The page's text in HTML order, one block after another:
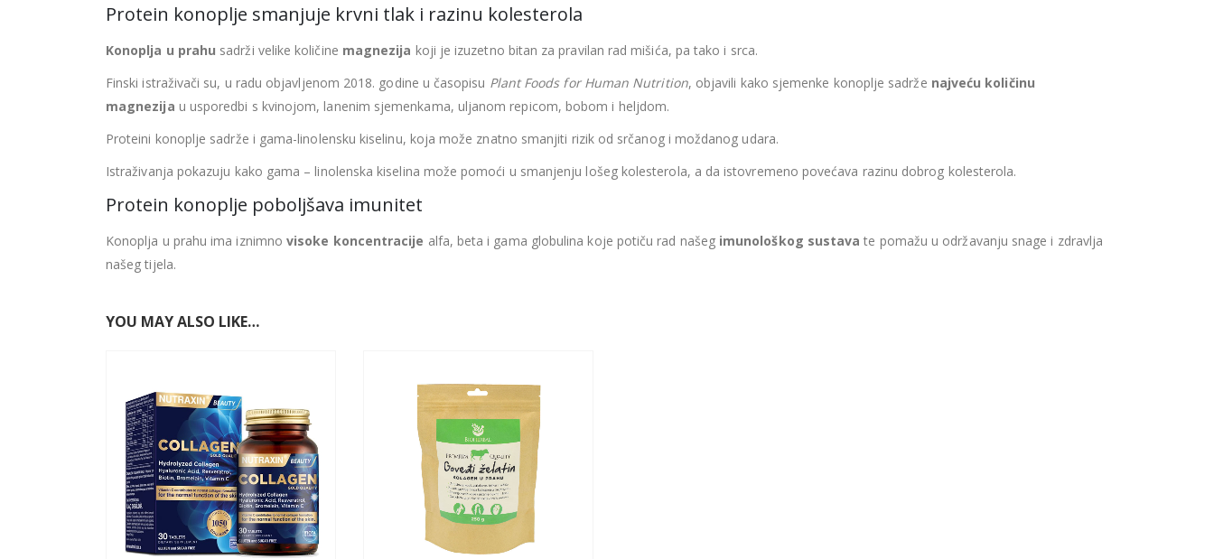
Protein konoplje smanjuje krvni tlak i razinu kolesterola
Konoplja u prahu sadrži velike količine magnezija koji je izuzetno bitan za pravilan rad mišića, pa tako i srca.
Finski istraživači su, u radu objavljenom 2018. godine u časopisu Plant Foods for Human Nutrition, objavili kako sjemenke konoplje sadrže najveću količinu
magnezija u usporedbi s kvinojom, lanenim sjemenkama, uljanom repicom, bobom i heljdom.
Proteini konoplje sadrže i gama-linolensku kiselinu, koja može znatno smanjiti rizik od srčanog i moždanog udara.
Istraživanja pokazuju kako gama – linolenska kiselina može pomoći u smanjenju lošeg kolesterola, a da istovremeno povećava razinu dobrog kolesterola.
Protein konoplje poboljšava imunitet
Konoplja u prahu ima iznimnovisoke koncentracije alfa, beta i gama globulina koje potiču rad našegimunološkog sustava te pomažu u održavanju snage i zdravlja
našeg tijela.
YOU MAY ALSO LIKE…